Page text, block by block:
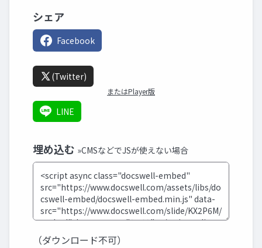
シェア
Facebook
(Twitter)
またはPlayer版
LINE
埋め込む »CMSなどでJSが使えない場合
（ダウンロード不可）